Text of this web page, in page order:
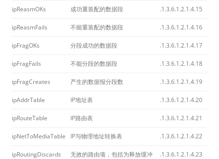
ipReasmOKs 成功重装配的数据段 .1.3.6.1.2.1.4.15
ipReasmFails 不能重装配的数据段 .1.3.6.1.2.1.4.16
ipFragOKs 分段成功的数据段 .1.3.6.1.2.1.4.17
ipFragFails 不能分段的数据段 .1.3.6.1.2.1.4.18
ipFragCreates 产生的数据报分段数 .1.3.6.1.2.1.4.19
ipAddrTable IP地址表 .1.3.6.1.2.1.4.20
ipRouteTable IP路由表 .1.3.6.1.2.1.4.21
ipNetToMediaTable IP与物理地址转换表 .1.3.6.1.2.1.4.22
ipRoutingDiscards
无效的路由项，包括为释放缓冲
.1.3.6.1.2.1.4.23